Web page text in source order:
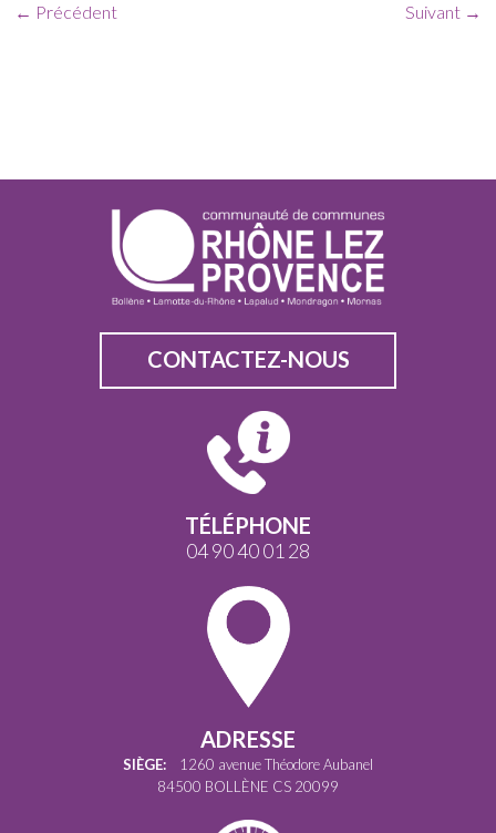
← Précédent Suivant →
CONTACTEZ-NOUS
TÉLÉPHONE
04 90 40 01 28
ADRESSE
SIÈGE: 1260 avenue Théodore Aubanel
84500 BOLLÈNE CS 20099